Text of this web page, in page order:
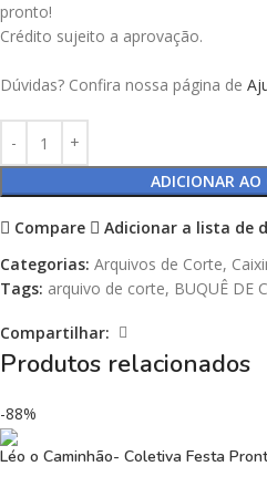
pronto!
Crédito sujeito a aprovação.
Dúvidas? Confira nossa página de
ADICIONAR AO
Compare
Adicionar a lista de
Categorias: Arquivos de Corte,
Tags: arquivo de corte, BUQUÊ DE
Compartilhar:
Produtos relacionados
-88%
Léo o Caminhão- Coletiva Festa